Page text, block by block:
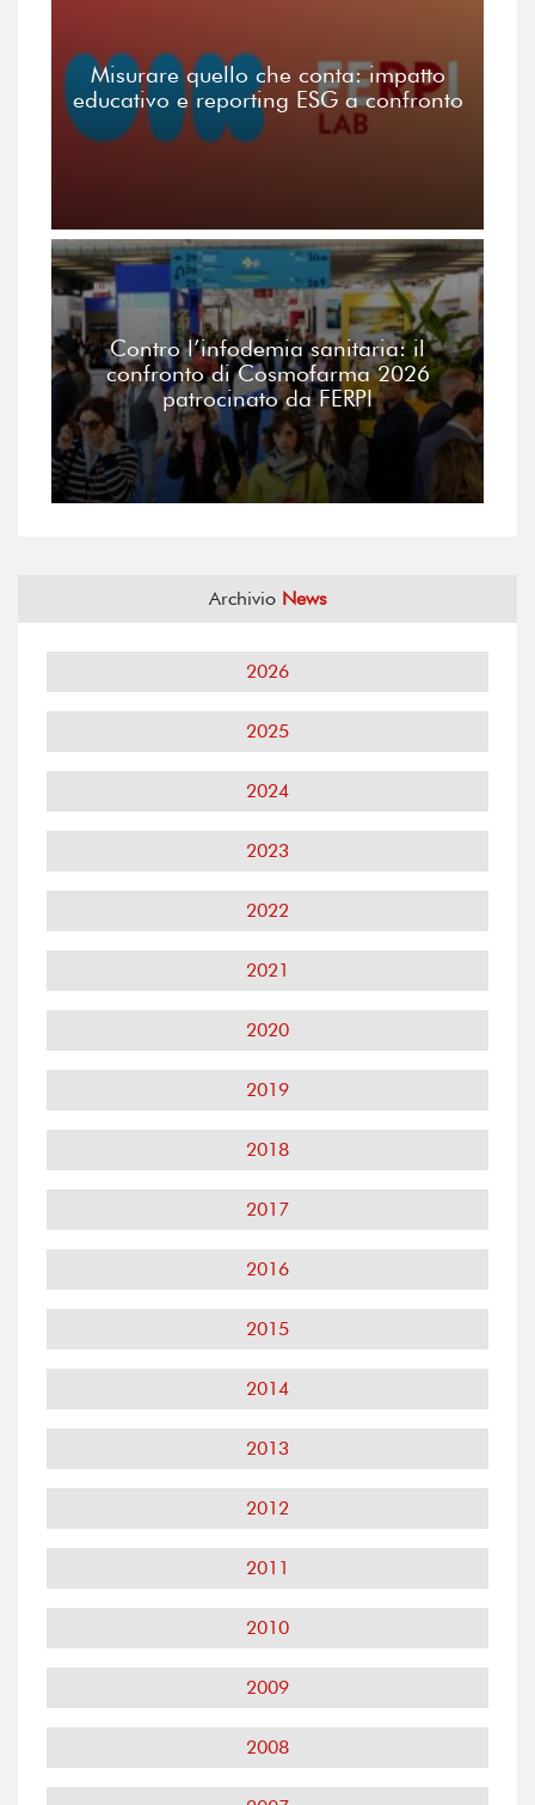
Misurare quello che conta: impatto
educativo e reporting ESG a confronto
Contro l’infodemia sanitaria: il
confronto di Cosmofarma 2026
patrocinato da FERPI
Archivio News
2026
2025
2024
2023
2022
2021
2020
2019
2018
2017
2016
2015
2014
2013
2012
2011
2010
2009
2008